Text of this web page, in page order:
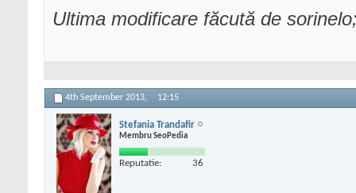
Ultima modificare făcută de
4th September 2013, 12:15
Stefania Trandafir
Membru SeoPedia
Reputatie: 36